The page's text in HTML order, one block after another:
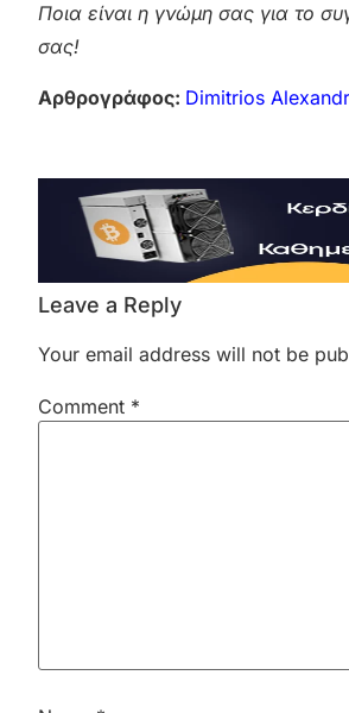
Ποια είναι η γνώμη σας για το
σας!
Αρθρογράφος: Dimitrios
Leave a Reply
Your email address will not be
Comment *